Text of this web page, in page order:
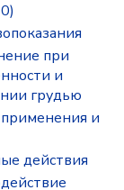
при
и
грудью
и
действия